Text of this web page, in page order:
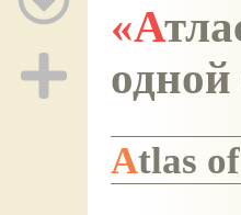
«Атлас приключений»: все чудеса света под
Atlas